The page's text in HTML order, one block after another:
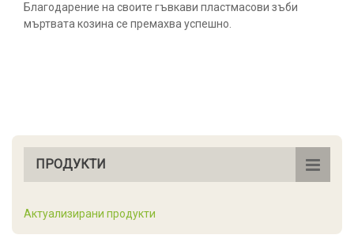
Благодарение на своите гъвкави пластмасови зъби
мъртвата козина се премахва успешно.
ПРОДУКТИ
Актуализирани продукти